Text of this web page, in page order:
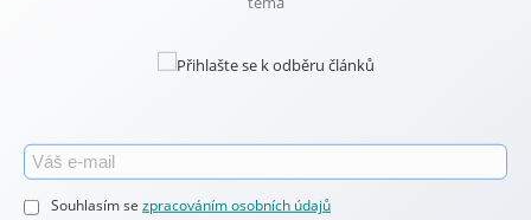
pojistná částka pro případ smrti měla být alespoň ve výši Vašeho
Ušetřete na pojištění.Pokud je to možné, zvolte si vyšší spoluúčast.
Už víte, že je důležité pojišťovat jenom důležitá rizika. Vyšší spoluúčastí
Souhlasím se zpracováním osobních údajů